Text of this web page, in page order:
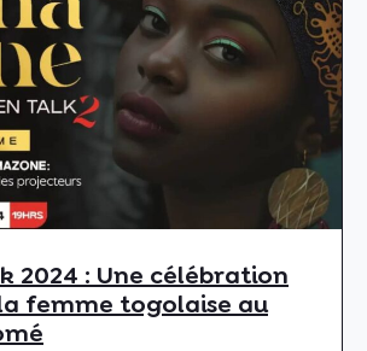
2024 : Une célébration
femme togolaise au